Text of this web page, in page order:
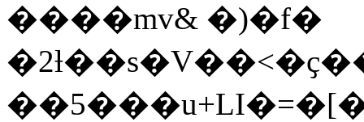
����mv& �)�f�